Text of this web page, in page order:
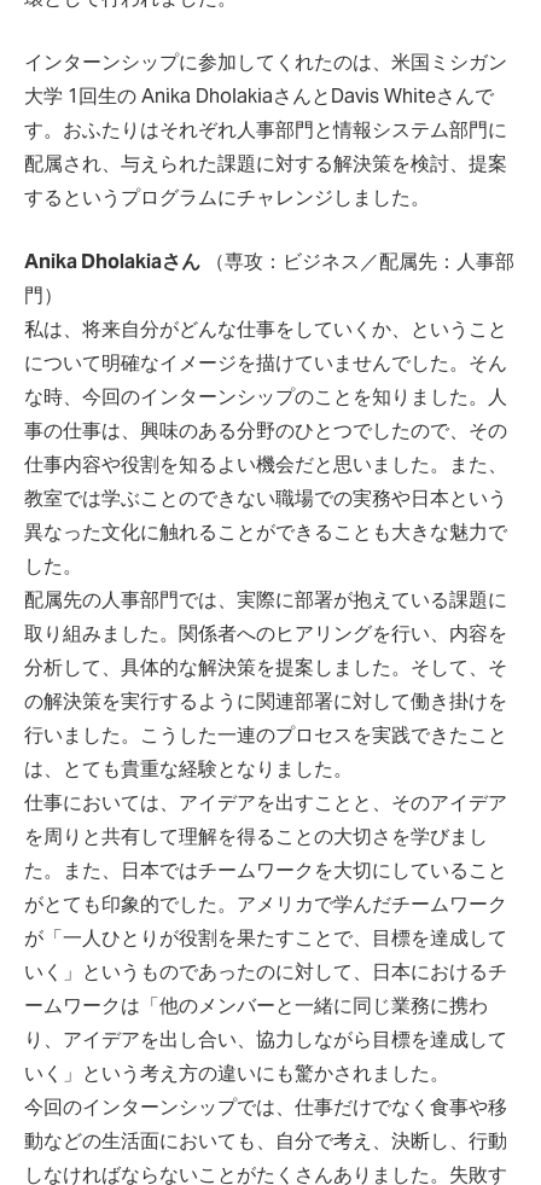
インターンシップに参加してくれたのは、米国ミシガン
大学 1回生の Anika DholakiaさんとDavis Whiteさんで
す。おふたりはそれぞれ人事部門と情報システム部門に
配属され、与えられた課題に対する解決策を検討、提案
するというプログラムにチャレンジしました。
Anika Dholakiaさん （専攻：ビジネス／配属先：人事部
門）
私は、将来自分がどんな仕事をしていくか、ということ
について明確なイメージを描けていませんでした。そん
な時、今回のインターンシップのことを知りました。人
事の仕事は、興味のある分野のひとつでしたので、その
仕事内容や役割を知るよい機会だと思いました。また、
教室では学ぶことのできない職場での実務や日本という
異なった文化に触れることができることも大きな魅力で
した。
配属先の人事部門では、実際に部署が抱えている課題に
取り組みました。関係者へのヒアリングを行い、内容を
分析して、具体的な解決策を提案しました。そして、そ
の解決策を実行するように関連部署に対して働き掛けを
行いました。こうした一連のプロセスを実践できたこと
は、とても貴重な経験となりました。
仕事においては、アイデアを出すことと、そのアイデア
を周りと共有して理解を得ることの大切さを学びまし
た。また、日本ではチームワークを大切にしていること
がとても印象的でした。アメリカで学んだチームワーク
が「一人ひとりが役割を果たすことで、目標を達成して
いく」というものであったのに対して、日本におけるチ
ームワークは「他のメンバーと一緒に同じ業務に携わ
り、アイデアを出し合い、協力しながら目標を達成して
いく」という考え方の違いにも驚かされました。
今回のインターンシップでは、仕事だけでなく食事や移
動などの生活面においても、自分で考え、決断し、行動
しなければならないことがたくさんありました。失敗す